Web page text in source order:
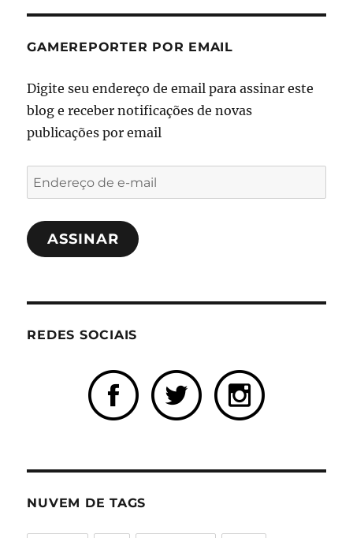
GAMEREPORTER POR EMAIL
Digite seu endereço de email para assinar este
blog e receber notificações de novas
publicações por email
Endereço
de
e-
mailASSINAR
REDES SOCIAIS
NUVEM DE TAGS